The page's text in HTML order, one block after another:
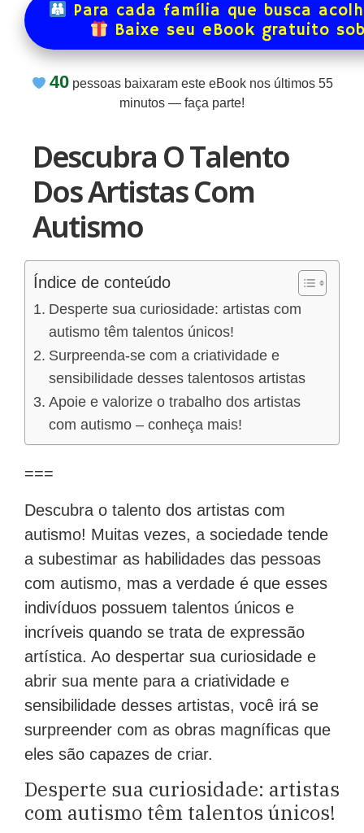
Para cada família que busca
Baixe seu eBook gratuito
40pessoas baixaram este eBook nos últimos 55
minutos — faça parte!
Descubra O Talento
Dos Artistas Com
Autismo
Índice de conteúdo
Desperte sua curiosidade: artistas com
autismo têm talentos únicos!
Surpreenda-se com a criatividade e
sensibilidade desses talentosos artistas
Apoie e valorize o trabalho dos artistas
com autismo – conheça mais!
===
Descubra o talento dos artistas com
autismo! Muitas vezes, a sociedade tende
a subestimar as habilidades das pessoas
com autismo, mas a verdade é que esses
indivíduos possuem talentos únicos e
incríveis quando se trata de expressão
artística. Ao despertar sua curiosidade e
abrir sua mente para a criatividade e
sensibilidade desses artistas, você irá se
surpreender com as obras magníficas que
eles são capazes de criar.
Desperte sua curiosidade: artistas
com autismo têm talentos únicos!